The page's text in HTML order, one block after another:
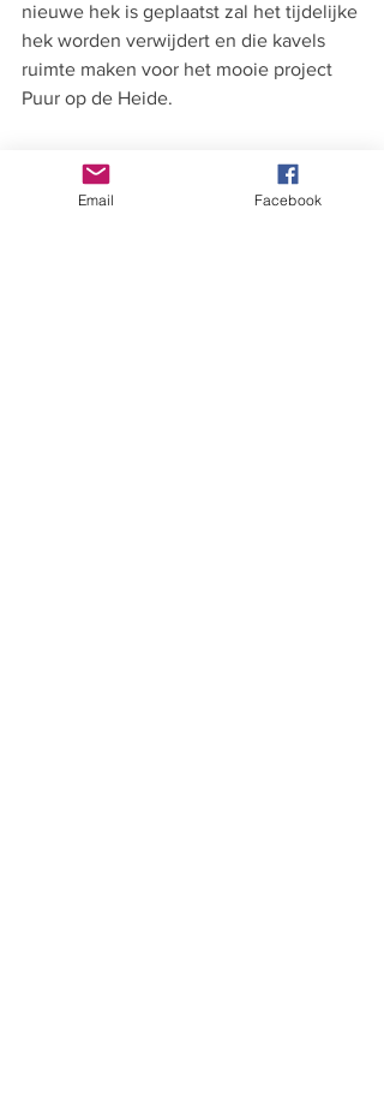
nieuwe hek is geplaatst zal het tijdelijke
hek worden verwijdert en die kavels
ruimte maken voor het mooie project
Puur op de Heide.
Email Facebook